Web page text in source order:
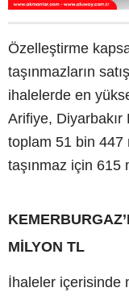
Özelleştirme
taşınmazların
ihalelerde en
Arifiye, Diyarbakır
toplam 51 bin 447
taşınmaz için 615
MİLYON TL
İhaleler içerisinde